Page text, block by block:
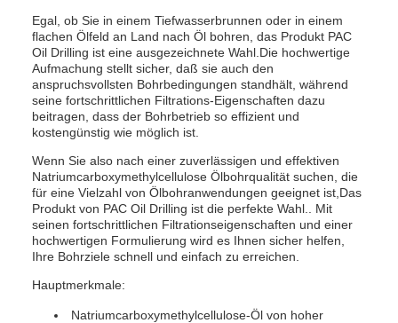
Egal, ob Sie in einem Tiefwasserbrunnen oder in einem
flachen Ölfeld an Land nach Öl bohren, das Produkt PAC
Oil Drilling ist eine ausgezeichnete Wahl.Die hochwertige
Aufmachung stellt sicher, daß sie auch den
anspruchsvollsten Bohrbedingungen standhält, während
seine fortschrittlichen Filtrations-Eigenschaften dazu
beitragen, dass der Bohrbetrieb so effizient und
kostengünstig wie möglich ist.
Wenn Sie also nach einer zuverlässigen und effektiven
Natriumcarboxymethylcellulose Ölbohrqualität suchen, die
für eine Vielzahl von Ölbohranwendungen geeignet ist,Das
Produkt von PAC Oil Drilling ist die perfekte Wahl.. Mit
seinen fortschrittlichen Filtrationseigenschaften und einer
hochwertigen Formulierung wird es Ihnen sicher helfen,
Ihre Bohrziele schnell und einfach zu erreichen.
Hauptmerkmale:
Natriumcarboxymethylcellulose-Öl von hoher